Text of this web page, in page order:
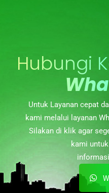
Hubungi
Untuk Layanan cepat
kami melalui layanan
Silakan di klik agar
kami